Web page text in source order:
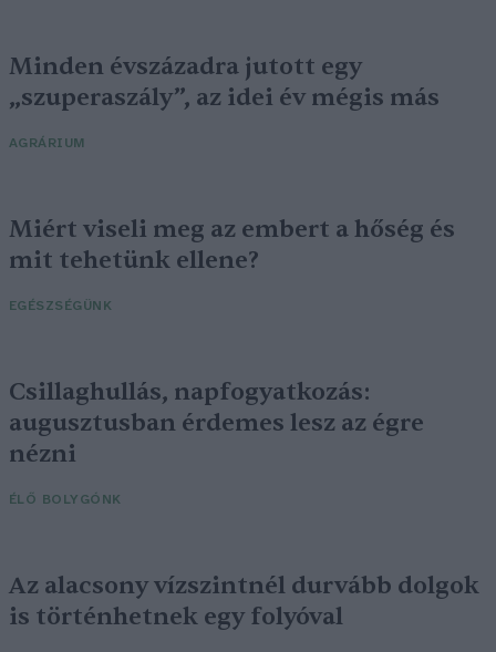
Minden évszázadra jutott egy
„szuperaszály”, az idei év mégis más
AGRÁRIUM
Miért viseli meg az embert a hőség és
mit tehetünk ellene?
EGÉSZSÉGÜNK
Csillaghullás, napfogyatkozás:
augusztusban érdemes lesz az égre
nézni
ÉLŐ BOLYGÓNK
Az alacsony vízszintnél durvább dolgok
is történhetnek egy folyóval